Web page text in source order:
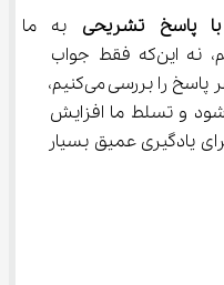
پاسخ تشریحی به ما
می‌کند منطق پاسخ‌ها را بفهمیم، نه این‌که فقط جواب
درست را حفظ کنیم. وقتی دلیل هر پاسخ را بررسی می‌کنیم،
احتمال تکرار اشتباه‌ها کمتر می‌شود و تسلط ما افزایش
نوع جمع‌بندی برای یادگیری عمیق بسیار